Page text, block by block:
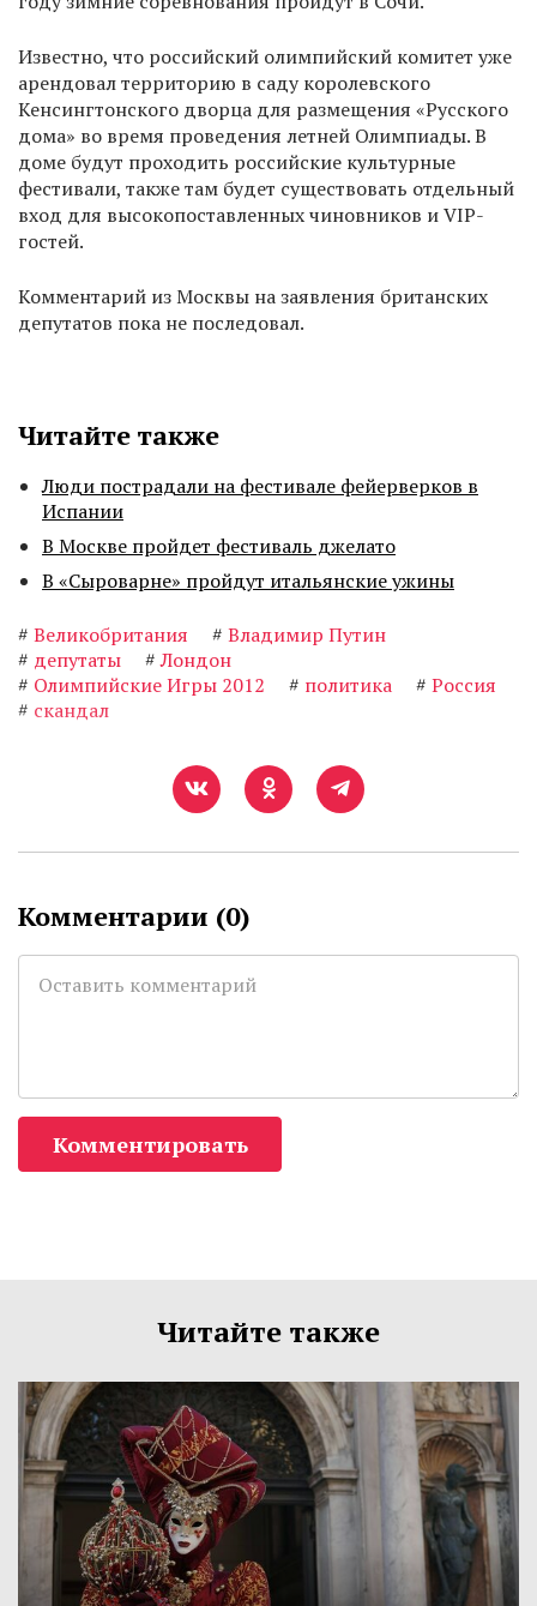
Известно, что российский олимпийский комитет уже
арендовал территорию в саду королевского
Кенсингтонского дворца для размещения «Русского
дома» во время проведения летней Олимпиады. В
доме будут проходить российские культурные
фестивали, также там будет существовать отдельный
вход для высокопоставленных чиновников и VIP-
гостей.
Комментарий из Москвы на заявления британских
депутатов пока не последовал.
Читайте также
Люди пострадали на фестивале фейерверков в
Испании
В Москве пройдет фестиваль джелато
В «Сыроварне» пройдут итальянские ужины
# Великобритания # Владимир Путин
# депутаты # Лондон
# Олимпийские Игры 2012 # политика # Россия
# скандал
Комментарии (0)
Комментировать
Читайте также